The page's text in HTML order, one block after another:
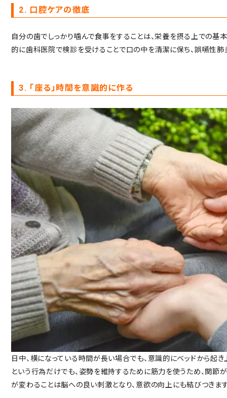
2. 口腔ケアの徹底
自分の歯でしっかり噛んで食事をすることは、栄養を摂る上での基本
的に歯科医院で検診を受けることで口の中を清潔に保ち、誤嚥性肺
3. 「座る」時間を意識的に作る
日中、横になっている時間が長い場合でも、意識的にベッドから起
という行為だけでも、姿勢を維持するために筋力を使うため、関節
が変わることは脳への良い刺激となり、意欲の向上にも結びつきます